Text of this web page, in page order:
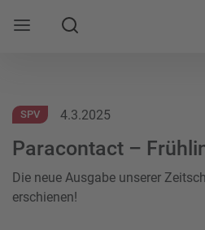
Mobile Navigation öffnen
Suche
SPV 4.3.2025
Paracontact –
Die neue Ausgabe unserer
erschienen!